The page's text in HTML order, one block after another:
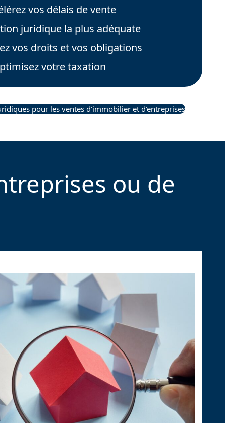
vos délais de vente
juridique la plus adéquate
vos droits et vos obligations
votre taxation
pour les ventes d’immobilier et d’entreprises
ou de